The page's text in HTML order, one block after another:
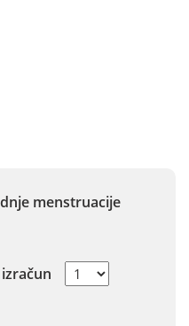
menstruacije